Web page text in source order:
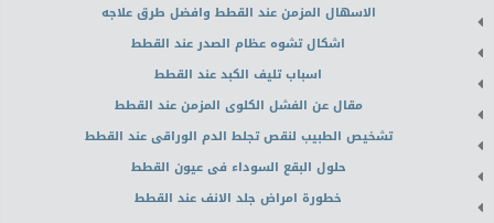
الاسهال المزمن عند القطط وافضل طرق علاجه
اشكال تشوه عظام الصدر عند القطط
اسباب تليف الكبد عند القطط
مقال عن الفشل الكلوى المزمن عند القطط
تشخيص الطبيب لنقص تجلط الدم الوراقى عند القطط
حلول البقع السوداء فى عيون القطط
خطورة امراض جلد الانف عند القطط